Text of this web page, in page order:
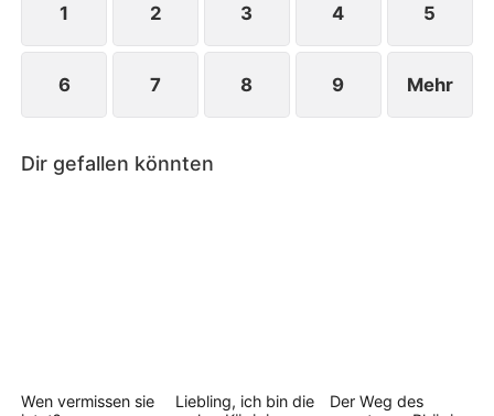
1 2 3 4 5
6 7 8 9 Mehr
Dir gefallen könnten
Wen vermissen sie
Liebling, ich bin die
Der Weg des